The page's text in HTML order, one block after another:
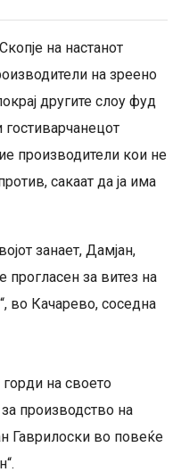
на настанот
на зреено
другите слоу фуд
производители кои не
сакаат да ја има
занает, Дамјан,
прогласен за витез на
во Качарево, соседна
на своето
производство на
Гаврилоски во повеќе